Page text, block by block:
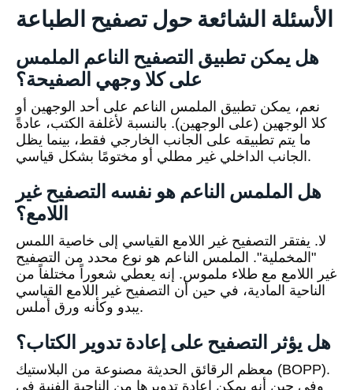
الأسئلة الشائعة حول تصفيح الطباعة
هل يمكن تطبيق التصفيح الناعم الملمس
على كلا وجهي الصفيحة؟
نعم، يمكن تطبيق الملمس الناعم على أحد الوجهين أو
كلا الوجهين (على الوجهين). بالنسبة لأغلفة الكتب، عادةً
ما يتم تطبيقه على الجانب الخارجي فقط، بينما يظل
الجانب الداخلي غير مطلي أو مختومًا بشكل قياسي.
هل الملمس الناعم هو نفسه التصفيح غير
اللامع؟
لا. يفتقر التصفيح غير اللامع القياسي إلى خاصية اللمس
"المخملية". الملمس الناعم هو نوع محدد من التصفيح
غير اللامع مع طلاء ملموس. إنه يعطي شعوراً مختلفاً من
الناحية المادية، في حين أن التصفيح غير اللامع القياسي
يبدو وكأنه ورق أملس.
هل يؤثر التصفيح على إعادة تدوير الكتاب؟
معظم الرقائق الحديثة مصنوعة من البلاستيك (BOPP).
وفي حين أنه يمكن إعادة تدويرها من الناحية الفنية في